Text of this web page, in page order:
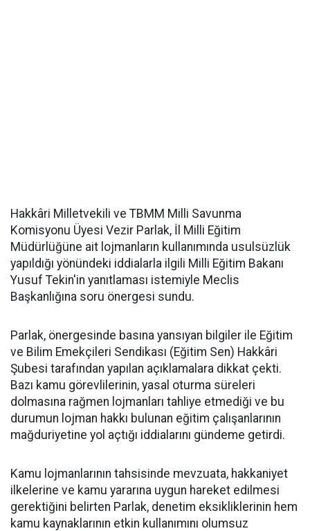
Hakkâri Milletvekili ve TBMM Milli Savunma
Komisyonu Üyesi Vezir Parlak, İl Milli Eğitim
Müdürlüğüne ait lojmanların kullanımında usulsüzlük
yapıldığı yönündeki iddialarla ilgili Milli Eğitim Bakanı
Yusuf Tekin'in yanıtlaması istemiyle Meclis
Başkanlığına soru önergesi sundu.
Parlak, önergesinde basına yansıyan bilgiler ile Eğitim
ve Bilim Emekçileri Sendikası (Eğitim Sen) Hakkâri
Şubesi tarafından yapılan açıklamalara dikkat çekti.
Bazı kamu görevlilerinin, yasal oturma süreleri
dolmasına rağmen lojmanları tahliye etmediği ve bu
durumun lojman hakkı bulunan eğitim çalışanlarının
mağduriyetine yol açtığı iddialarını gündeme getirdi.
Kamu lojmanlarının tahsisinde mevzuata, hakkaniyet
ilkelerine ve kamu yararına uygun hareket edilmesi
gerektiğini belirten Parlak, denetim eksikliklerinin hem
kamu kaynaklarının etkin kullanımını olumsuz